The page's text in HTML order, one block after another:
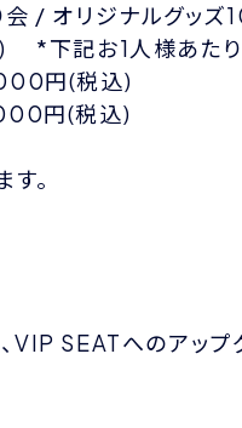
/ オリジナルグッズ
) *下記お1人様あた
円(税込)
円(税込)
。
SEATへのアップ